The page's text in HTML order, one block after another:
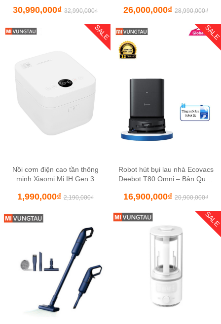
30,990,000₫ 32,990,000₫ 26,000,000₫ 28,990,000₫
SALE
Nồi cơm điện cao tần thông
minh Xiaomi Mi IH Gen 3
1,990,000₫ 2,190,000₫
SALE
Robot hút bụi lau nhà Ecovacs
Deebot T80 Omni – Bản Quốc
16,900,000₫ 20,900,000₫
SALE